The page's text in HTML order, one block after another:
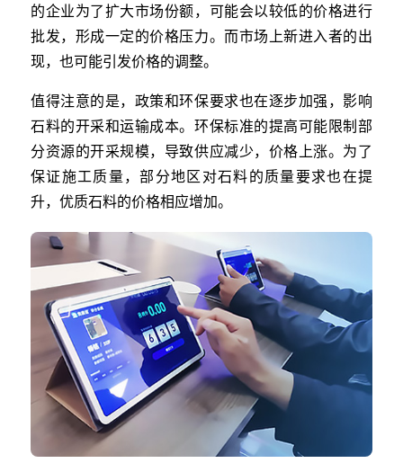
的企业为了扩大市场份额，可能会以较低的价格进行
批发，形成一定的价格压力。而市场上新进入者的出
现，也可能引发价格的调整。
值得注意的是，政策和环保要求也在逐步加强，影响
石料的开采和运输成本。环保标准的提高可能限制部
分资源的开采规模，导致供应减少，价格上涨。为了
保证施工质量，部分地区对石料的质量要求也在提
升，优质石料的价格相应增加。